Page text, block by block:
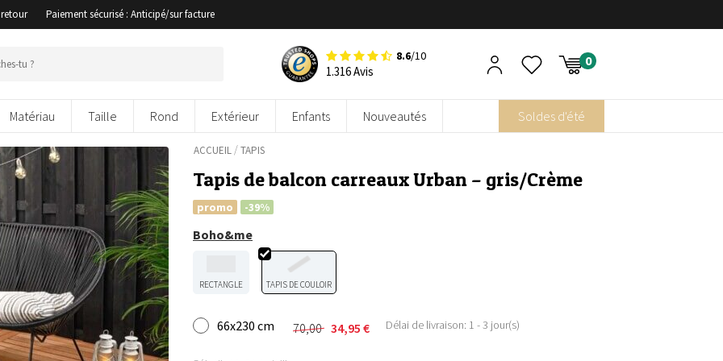
Paiement sécurisé : Anticipé/sur facture
8.6/10
1.316 Avis
Matériau Taille Rond Extérieur Enfants Nouveautés Soldes d'été
ACCUEIL/TAPIS
Tapis de balcon carreaux Urban – gris/Crème
promo -39%
Boho&me
RECTANGLE TAPIS DE COULOIR
66x230 cm 70,00
Le 34,95 €
Le Délai de livraison: 1 - 3 jour(s)